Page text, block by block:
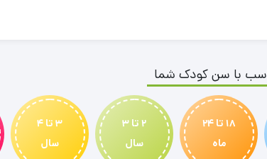
با سن کودک شما
18 تا 24
ماه
2 تا 3
سال
3 تا 4
سال